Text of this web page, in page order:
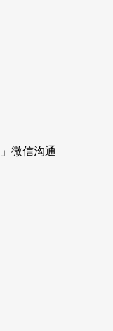
微信沟通